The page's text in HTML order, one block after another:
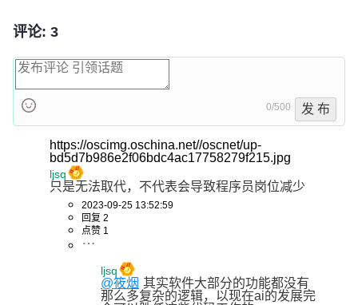
评论: 3
0/500 发 布
https://oscimg.oschina.net//oscnet/up-
bd5d7b986e2f06bdc4ac17758279f215.jpg
ljsq
只是无法取代，不代表会导致程序员岗位减少
2023-09-25 13:52:59
回复 2
点赞 1
ljsq
@筱烟 其实软件大部分的功能都没有
那么多复杂的逻辑，以现在ai的发展完